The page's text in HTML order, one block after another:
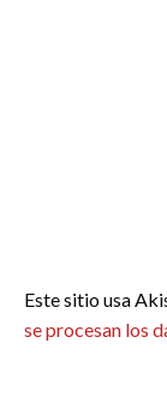
Este sitio usa
se procesan los